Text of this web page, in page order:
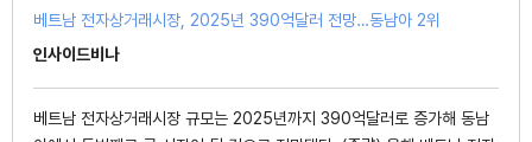
베트남 전자상거래시장, 2025년 390억달러 전망…동남아 2위
인사이드비나
베트남 전자상거래시장 규모는 2025년까지 390억달러로 증가해 동남